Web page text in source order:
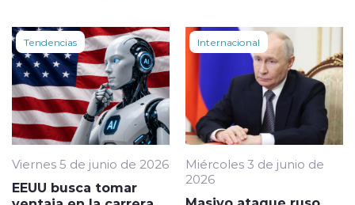
Tendencias
Viernes 5 de junio de 2026
EEUU busca tomar
Internacional
Miércoles 3 de junio de
2026